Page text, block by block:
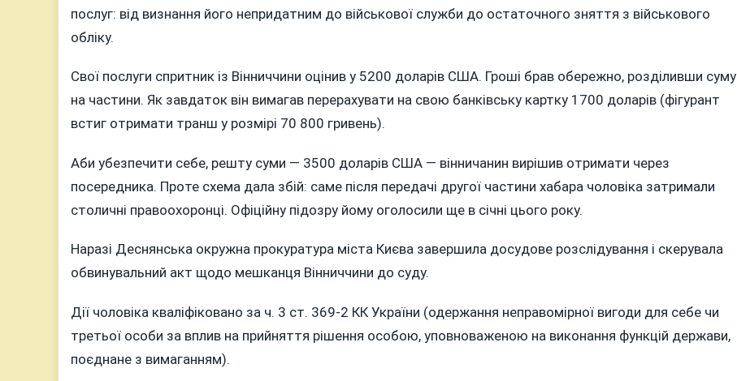
у
послуг: від визнання його непридатним до військової служби до остаточного зняття з військового
обліку.
Свої послуги спритник із Вінниччини оцінив у 5200 доларів США. Гроші брав обережно, розділивши суму
на частини. Як завдаток він вимагав перерахувати на свою банківську картку 1700 доларів (фігурант
встиг отримати транш у розмірі 70 800 гривень).
Аби убезпечити себе, решту суми — 3500 доларів США — вінничанин вирішив отримати через
посередника. Проте схема дала збій: саме після передачі другої частини хабара чоловіка затримали
столичні правоохоронці. Офіційну підозру йому оголосили ще в січні цього року.
Наразі Деснянська окружна прокуратура міста Києва завершила досудове розслідування і скерувала
обвинувальний акт щодо мешканця Вінниччини до суду.
Дії чоловіка кваліфіковано за ч. 3 ст. 369-2 КК України (одержання неправомірної вигоди для себе чи
третьої особи за вплив на прийняття рішення особою, уповноваженою на виконання функцій держави,
поєднане з вимаганням).